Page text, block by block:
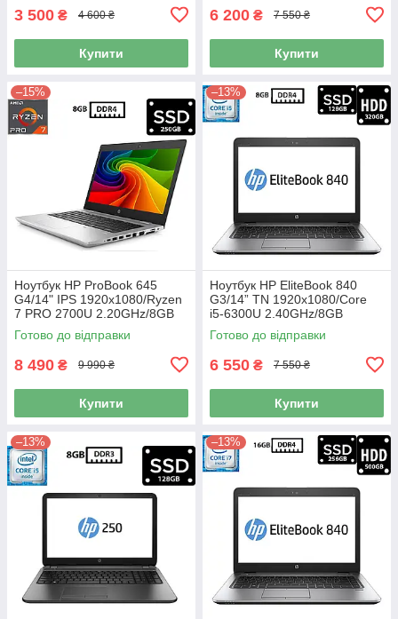
3 500 ₴ 4 600 ₴
Купити
6 200 ₴ 7 550 ₴
Купити
–15%
Ноутбук HP ProBook 645
G4/14" IPS 1920x1080/Ryzen
7 PRO 2700U 2.20GHz/8GB
DDR4/SSD 250GB/AMD
Radeon Vega 10 Graphics
Готово до відправки
8 490 ₴ 9 990 ₴
Купити
–13%
Ноутбук HP EliteBook 840
G3/14” TN 1920x1080/Core
i5-6300U 2.40GHz/8GB
DDR4/SSD 128GB+HDD
320GB/HD Graphics 520/
Готово до відправки
6 550 ₴ 7 550 ₴
Купити
–13% –13%